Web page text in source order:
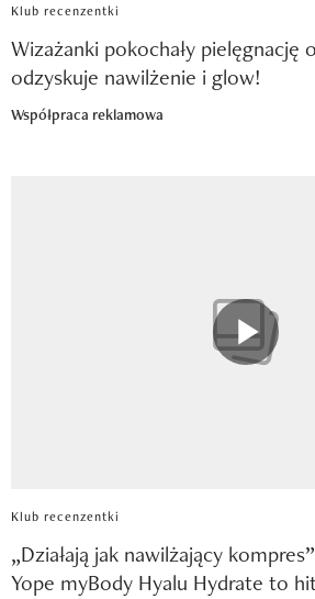
Klub recenzentki
Wizażanki pokochały pielęgnację
odzyskuje nawilżenie i glow!
Współpraca reklamowa
Klub recenzentki
„Działają jak nawilżający
Yope myBody Hyalu Hydrate to